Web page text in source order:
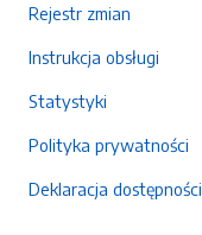
Rejestr zmian
Instrukcja obsługi
Statystyki
Polityka prywatności
Deklaracja dostępności